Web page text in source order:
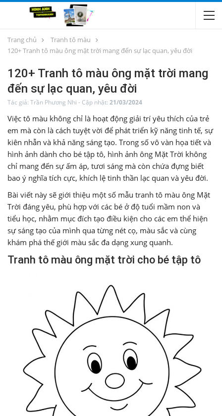
Trang chủ
Tranh tô màu
120+ Tranh tô màu ông mặt trời mang đến sự lạc quan, yêu đời
120+ Tranh tô màu ông mặt trời mang
đến sự lạc quan, yêu đời
Tác giả: Trần Phương Nhi - Cập nhật: 21/03/2024
Việc tô màu không chỉ là hoạt động giải trí yêu thích của trẻ
em mà còn là cách tuyệt vời để phát triển kỹ năng tinh tế, sự
kiên nhẫn và khả năng sáng tạo. Trong số vô vàn họa tiết và
hình ảnh dành cho bé tập tô, hình ảnh ông Mặt Trời không
chỉ mang đến sự ấm áp, tươi sáng mà còn chứa đựng biết
bao ý nghĩa tích cực, khích lệ tinh thần lạc quan và yêu đời.
Bài viết này sẽ giới thiệu một số mẫu tranh tô màu ông Mặt
Trời đáng yêu, phù hợp với các bé ở độ tuổi mầm non và
tiểu học, nhằm mục đích tạo điều kiện cho các em thể hiện
sự sáng tạo của mình qua từng nét cọ, màu sắc và cùng
khám phá thế giới màu sắc đa dạng xung quanh.
Tranh tô màu ông mặt trời cho bé tập tô